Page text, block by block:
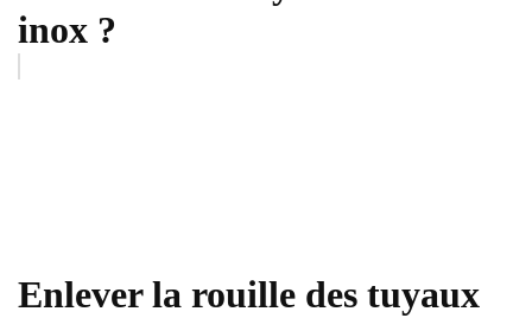
inox ?
Enlever la rouille des tuyaux